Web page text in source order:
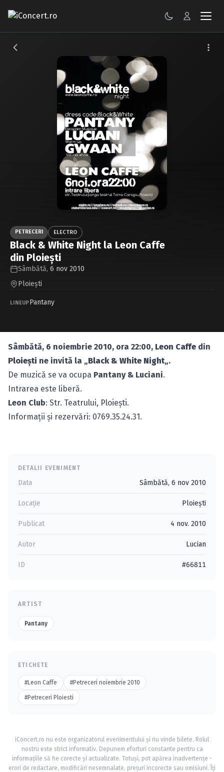
CONCERTE
Caută în site...
PETRECERI ELECTRO
Black & White Night la Leon Caffe
din Ploieşti
Sâmbătă, 6 nov 2010
Ploieşti
LINEUPPantany
Sâmbătă, 6 noiembrie 2010, ora 22:00, Leon Caffe din
Ploieşti ne invită la „Black & White Night„.
De muzică se va ocupa Pantany & Luciani.
Intrarea este liberă.
Leon Club: Str. Teatrului, Ploieşti.
Informaţii şi rezervări: 0769.35.24.31.
DETALII EVENIMENT
Data Sâmbătă, 6 nov 2010
Locație Ploieşti
Publicat 4 nov. 2010
Autor Lucian
ID #66811
ARTIST
Pantany
ETICHETE
#Leon Caffe #Petreceri noiembrie 2010
#Petreceri Ploiesti
iConcert.ro nu este organizatorul evenimentului și nu vinde bilete. Rolul
nostru este strict informativ. Depunem eforturi constante pentru ca
informațiile să fie corecte și actualizate. Totuși, pot apărea inadvertențe -
erori de redactare, modificări nesemnalate, prețuri incorecte sau omisiuni. Îți